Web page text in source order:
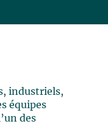
industriels,
équipes
des